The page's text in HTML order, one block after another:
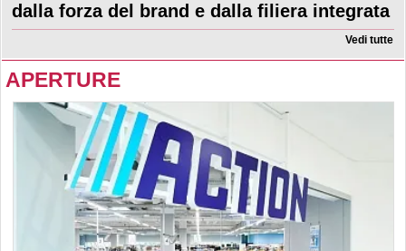
dalla forza del brand e dalla filiera integrata
Vedi tutte
APERTURE